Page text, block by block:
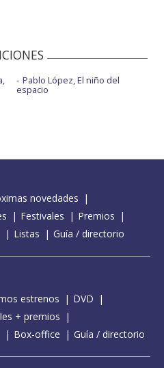
Pablo López, El niño del
espacio
novedades
Festivales
Premios
Listas Guía / directorio
estrenos
DVD
+ premios
Box-office Guía / directorio